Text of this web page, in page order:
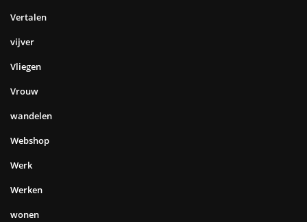
Vertalen
vijver
Vliegen
Vrouw
wandelen
Webshop
Werk
Werken
wonen